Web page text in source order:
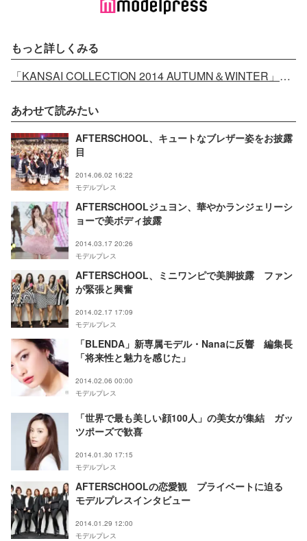
もっと詳しくみる
「KANSAI COLLECTION 2014 AUTUMN＆WINTER」オフィシャルサイト
あわせて読みたい
AFTERSCHOOL、キュートなブレザー姿をお披露
目
2014.06.02 16:22
モデルプレス
AFTERSCHOOLジュヨン、華やかランジェリーシ
ョーで美ボディ披露
2014.03.17 20:26
モデルプレス
AFTERSCHOOL、ミニワンピで美脚披露 ファン
が緊張と興奮
2014.02.17 17:09
モデルプレス
「BLENDA」新専属モデル・Nanaに反響 編集長
「将来性と魅力を感じた」
2014.02.06 00:00
モデルプレス
「世界で最も美しい顔100人」の美女が集結 ガッ
ツポーズで歓喜
2014.01.30 17:15
モデルプレス
AFTERSCHOOLの恋愛観 プライベートに迫る
モデルプレスインタビュー
2014.01.29 12:00
モデルプレス